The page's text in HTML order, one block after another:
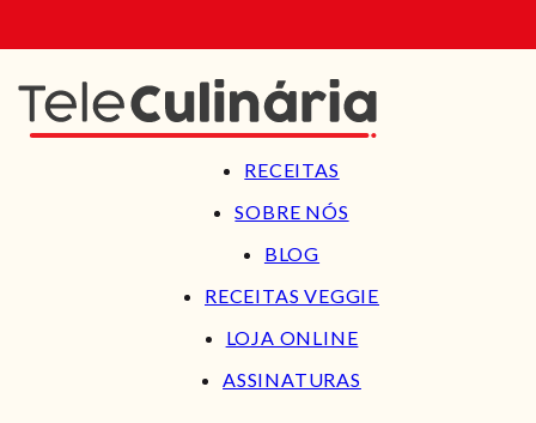
RECEITAS
SOBRE NÓS
BLOG
RECEITAS VEGGIE
LOJA ONLINE
ASSINATURAS